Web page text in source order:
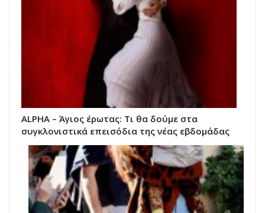
ALPHA – Άγιος έρωτας: Τι θα δούμε στα
συγκλονιστικά επεισόδια της νέας εβδομάδας